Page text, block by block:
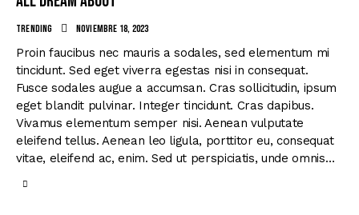
Trending noviembre 18, 2023
Proin faucibus nec mauris a sodales, sed elementum mi
tincidunt. Sed eget viverra egestas nisi in consequat.
Fusce sodales augue a accumsan. Cras sollicitudin, ipsum
eget blandit pulvinar. Integer tincidunt. Cras dapibus.
Vivamus elementum semper nisi. Aenean vulputate
eleifend tellus. Aenean leo ligula, porttitor eu, consequat
vitae, eleifend ac, enim. Sed ut perspiciatis, unde omnis…